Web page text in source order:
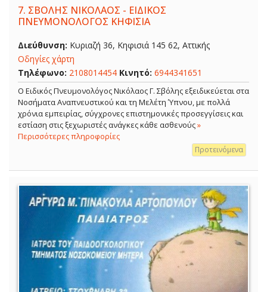
7. ΣΒΟΛΗΣ ΝΙΚΟΛΑΟΣ - ΕΙΔΙΚΟΣ
ΠΝΕΥΜΟΝΟΛΟΓΟΣ ΚΗΦΙΣΙΑ
Διεύθυνση: Κυριαζή 36, Κηφισιά 145 62, Αττικής
Οδηγίες χάρτη
Τηλέφωνο: 2108014454 Κινητό: 6944341651
O Ειδικός Πνευμονολόγος Νικόλαος Γ. Σβόλης εξειδικεύεται στα
Νοσήματα Αναπνευστικού και τη Μελέτη Ύπνου, με πολλά
χρόνια εμπειρίας, σύγχρονες επιστημονικές προσεγγίσεις και
εστίαση στις ξεχωριστές ανάγκες κάθε ασθενούς»
Περισσότερες πληροφορίες
Προτεινόμενα